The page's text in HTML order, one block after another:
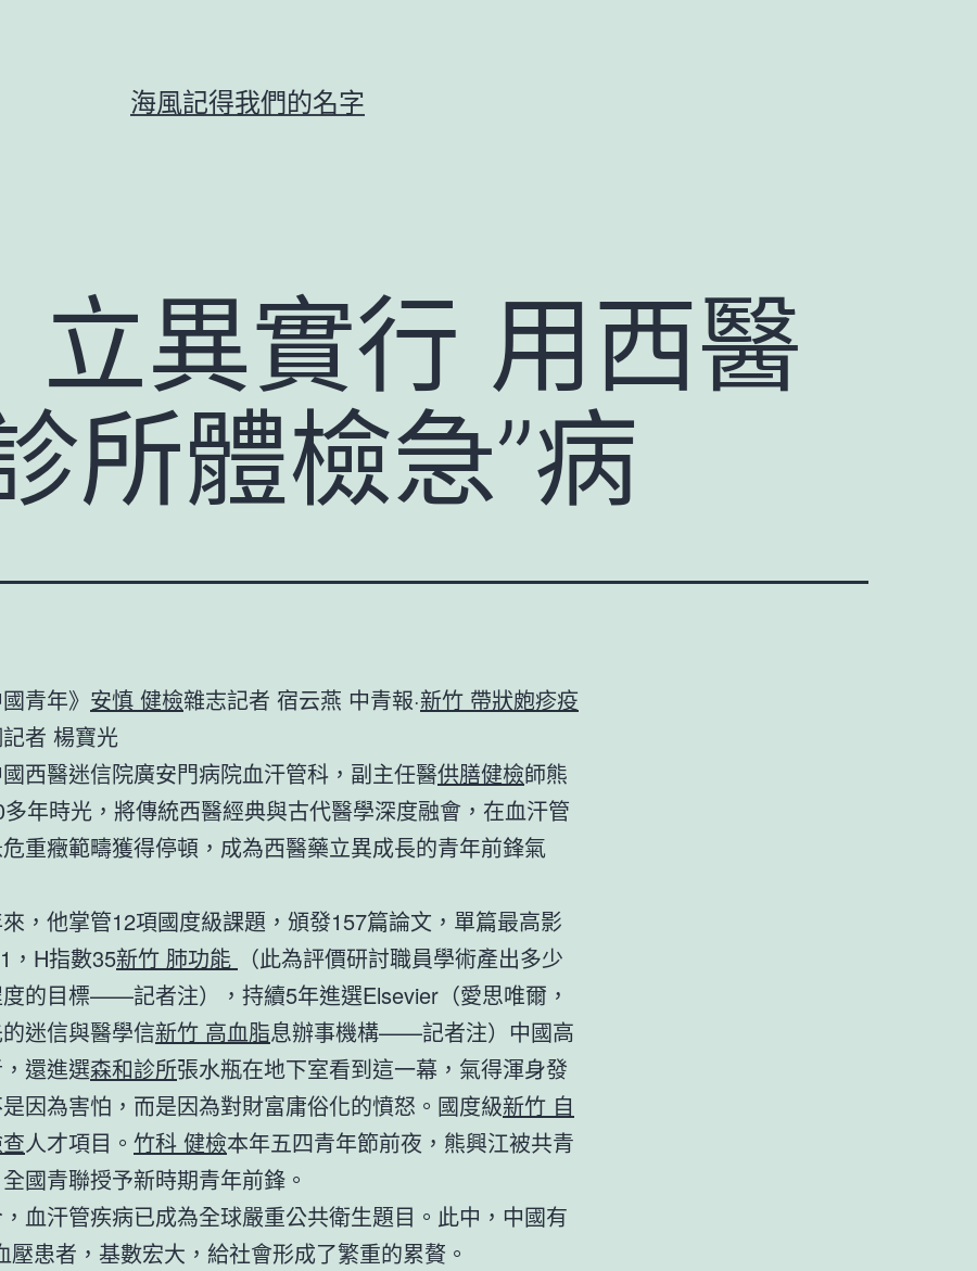
海風記得我們的名字
立異實行 用西醫
所體檢急”病
國青年》 安慎 健檢雜志記者 宿云燕 中青報·新竹 帶狀皰疹疫
者 楊寶光
西醫迷信院廣安門病院血汗管科，副主任醫供膳健檢師熊
年時光，將傳統西醫經典與古代醫學深度融會，在血汗管
重癥範疇獲得停頓，成為西醫藥立異成長的青年前鋒氣
，他掌管12項國度級課題，頒發157篇論文，單篇最高影
，H指數35新竹 肺功能
（此為評價研討職員學術產出多少
的目標——記者注），持續5年進選Elsevier（愛思唯爾，
迷信與醫學信新竹 高血脂息辦事機構——記者注）中國高
還進選森和診所張水瓶在地下室看到這一幕，氣得渾身發
因為害怕，而是因為對財富庸俗化的憤怒。國度級新竹 自
人才項目。 竹科 健檢本年五四青年節前夜，熊興江被共青
國青聯授予新時期青年前鋒。
血汗管疾病已成為全球嚴重公共衛生題目。此中，中國有
壓患者，基數宏大，給社會形成了繁重的累贅。